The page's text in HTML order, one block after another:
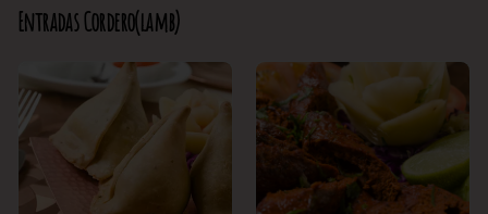
Entradas Cordero(lamb)